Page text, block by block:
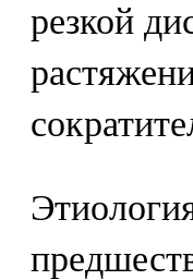
резкой